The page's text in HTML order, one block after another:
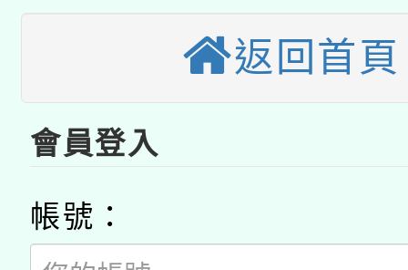
用水績優單位及節水達
桃園市孔廟祈福系列
開 智慧啟航」
2026年桃園地景藝術
本校115學年度第2次
招)
適應運動共學行動站研
本館辦理115年度閱讀
暨閱讀推動專業研習
科技賦能─人工智慧
礎課程
A3數位素養講師名單
返回首頁
會員登入
帳號：